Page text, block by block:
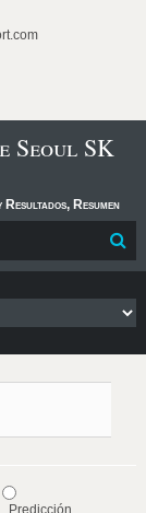
Seoul SK
Resumen
Predicción